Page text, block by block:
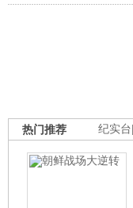
纪实台
热门推荐